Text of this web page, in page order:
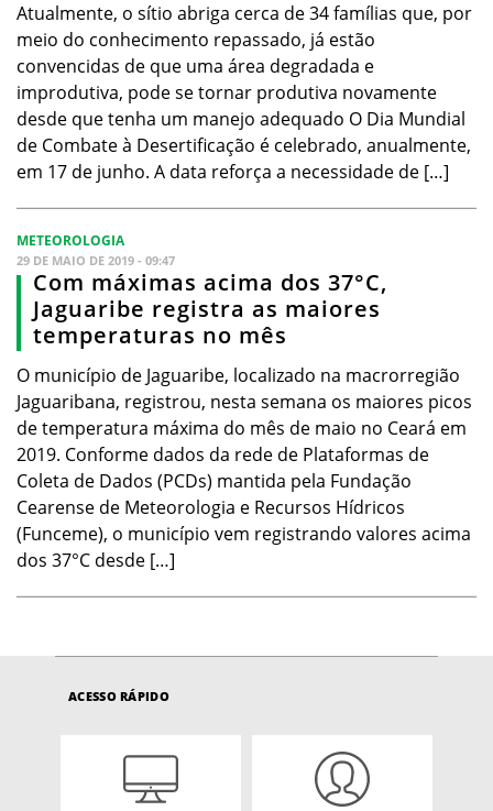
Atualmente, o sítio abriga cerca de 34 famílias que, por
meio do conhecimento repassado, já estão
convencidas de que uma área degradada e
improdutiva, pode se tornar produtiva novamente
desde que tenha um manejo adequado O Dia Mundial
de Combate à Desertificação é celebrado, anualmente,
em 17 de junho. A data reforça a necessidade de […]
METEOROLOGIA
29 DE MAIO DE 2019 - 09:47
Com máximas acima dos 37°C,
Jaguaribe registra as maiores
temperaturas no mês
O município de Jaguaribe, localizado na macrorregião
Jaguaribana, registrou, nesta semana os maiores picos
de temperatura máxima do mês de maio no Ceará em
2019. Conforme dados da rede de Plataformas de
Coleta de Dados (PCDs) mantida pela Fundação
Cearense de Meteorologia e Recursos Hídricos
(Funceme), o município vem registrando valores acima
dos 37°C desde […]
ACESSO RÁPIDO